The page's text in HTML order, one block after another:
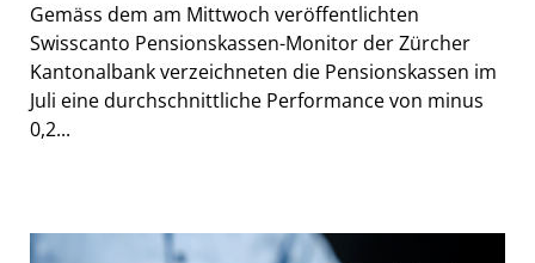
Gemäss dem am Mittwoch veröffentlichten
Swisscanto Pensionskassen-Monitor der Zürcher
Kantonalbank verzeichneten die Pensionskassen im
Juli eine durchschnittliche Performance von minus
0,2...